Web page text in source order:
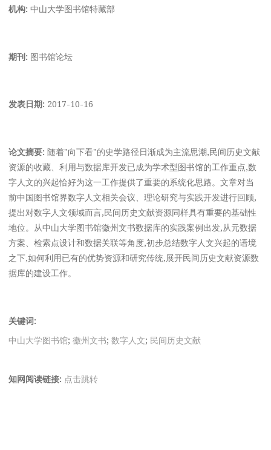
机构: 中山大学图书馆特藏部
期刊: 图书馆论坛
发表日期: 2017-10-16
论文摘要: 随着"向下看"的史学路径日渐成为主流思潮,民间历史文献
资源的收藏、利用与数据库开发已成为学术型图书馆的工作重点,数
字人文的兴起恰好为这一工作提供了重要的系统化思路。文章对当
前中国图书馆界数字人文相关会议、理论研究与实践开发进行回顾,
提出对数字人文领域而言,民间历史文献资源同样具有重要的基础性
地位。从中山大学图书馆徽州文书数据库的实践案例出发,从元数据
方案、检索点设计和数据关联等角度,初步总结数字人文兴起的语境
之下,如何利用已有的优势资源和研究传统,展开民间历史文献资源数
据库的建设工作。
关键词:
中山大学图书馆;徽州文书;数字人文; 民间历史文献
知网阅读链接: 点击跳转